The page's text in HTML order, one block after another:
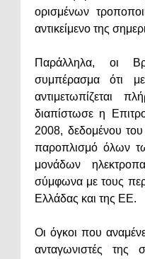
ορισμένων
αντικείμενο της
Παράλληλα, οι
συμπέρασμα ότι
αντιμετωπίζεται
διαπίστωσε η
2008, δεδομένου του
παροπλισμό όλων
μονάδων
σύμφωνα με τους
Ελλάδας και της ΕΕ.
Οι όγκοι που
ανταγωνιστές της